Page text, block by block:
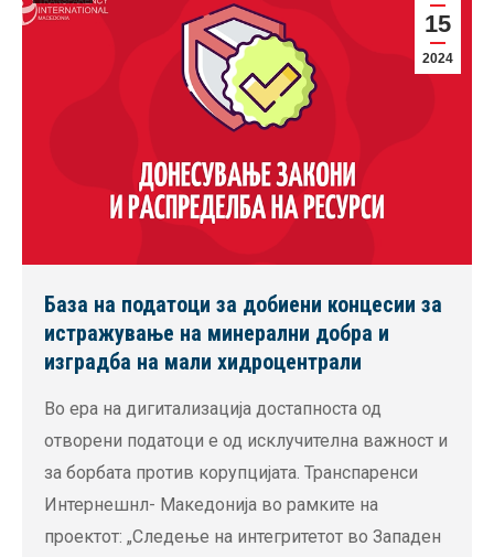
15
2024
База на податоци за добиени концесии за
истражување на минерални добра и
изградба на мали хидроцентрали
Во ера на дигитализација достапноста од
отворени податоци е од исклучителна важност и
за борбата против корупцијата. Транспаренси
Интернешнл- Македонија во рамките на
проектот: „Следење на интегритетот во Западен